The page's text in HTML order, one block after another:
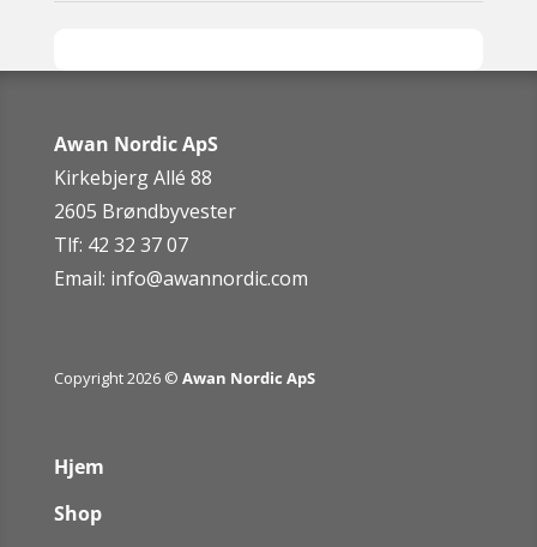
Awan Nordic ApS
Kirkebjerg Allé 88
2605 Brøndbyvester
Tlf: 42 32 37 07
Email: info@awannordic.com
Copyright 2026 © Awan Nordic ApS
Hjem
Shop